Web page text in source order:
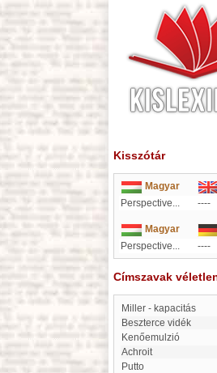
Kisszótár
Magyar
Perspective...
----
Magyar
Perspective...
----
Címszavak
Miller - kapacitás
Beszterce vidék
kenőemulzió
Achroit
Putto